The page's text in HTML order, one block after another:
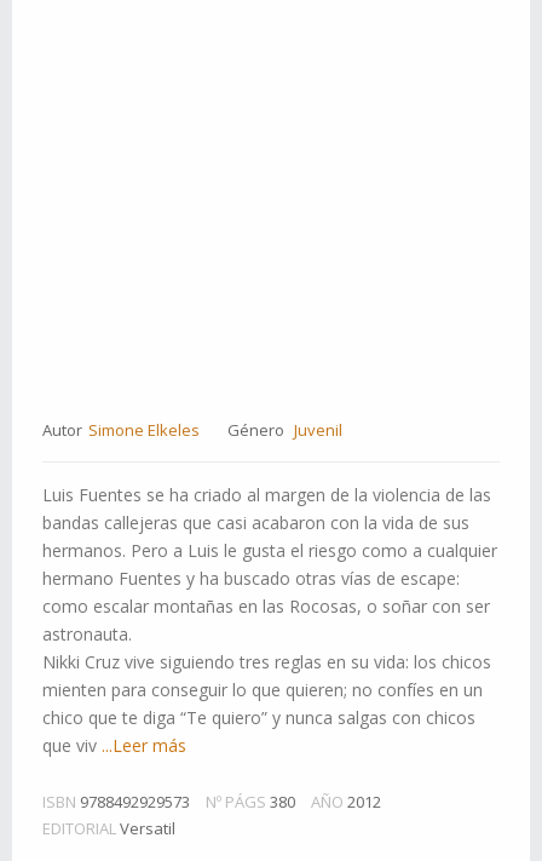
Autor Simone Elkeles Género Juvenil
Luis Fuentes se ha criado al margen de la violencia de las
bandas callejeras que casi acabaron con la vida de sus
hermanos. Pero a Luis le gusta el riesgo como a cualquier
hermano Fuentes y ha buscado otras vías de escape:
como escalar montañas en las Rocosas, o soñar con ser
astronauta.
Nikki Cruz vive siguiendo tres reglas en su vida: los chicos
mienten para conseguir lo que quieren; no confíes en un
chico que te diga “Te quiero” y nunca salgas con chicos
que viv ...Leer más
ISBN 9788492929573 Nº PÁGS 380 AÑO 2012
EDITORIALVersatil